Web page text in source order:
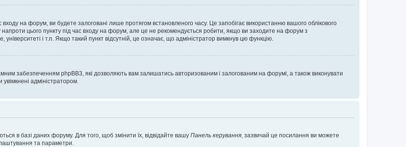
входу на форум, ви будете залоговані лише протягом встановленого часу. Це запобігає використанню вашого облікового
цього пункту під час входу на форум, але це не рекомендується робити, якщо ви заходите на форум з
і т.п. Якщо такий пункт відсутній, це означає, що адміністратор вимкнув цю функцію.
забезпеченням phpBB3, які дозволяють вам залишатись авторизованим і залогованим на форумі, а також виконувати
адміністратором.
в базі даних форуму. Для того, щоб змінити їх, відвідайте вашу Панель керування , зазвичай це посилання ви можете
та параметри.